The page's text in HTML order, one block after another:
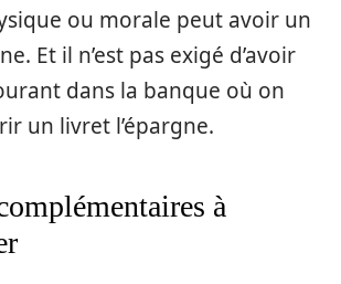
ou morale peut avoir un
Et il n’est pas exigé d’avoir
dans la banque où on
un livret l’épargne.
à